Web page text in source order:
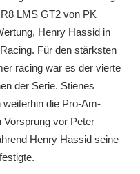
LMS GT2 von PK
Henry Hassid in
Für den stärksten
racing war es der vierte
der Serie. Stienes
weiterhin die Pro-Am-
Vorsprung vor Peter
Henry Hassid seine